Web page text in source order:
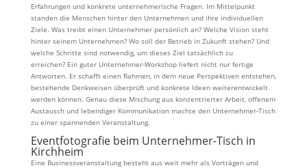
Erfahrungen und konkrete unternehmerische Fragen. Im Mittelpunkt
standen die Menschen hinter den Unternehmen und ihre individuellen
Ziele. Was treibt einen Unternehmer persönlich an? Welche Vision steht
hinter seinem Unternehmen? Wo soll der Betrieb in Zukunft stehen? Und
welche Schritte sind notwendig, um dieses Ziel tatsächlich zu
erreichen? Ein guter Unternehmer-Workshop liefert nicht nur fertige
Antworten. Er schafft einen Rahmen, in dem neue Perspektiven entstehen,
bestehende Denkweisen überprüft und konkrete Ideen weiterentwickelt
werden können. Genau diese Mischung aus konzentrierter Arbeit, offenem
Austausch und lebendiger Kommunikation machte den Unternehmer-Tisch
zu einer spannenden Veranstaltung.
Eventfotografie beim Unternehmer-Tisch in
Kirchheim
Eine Businessveranstaltung besteht aus weit mehr als Vorträgen und